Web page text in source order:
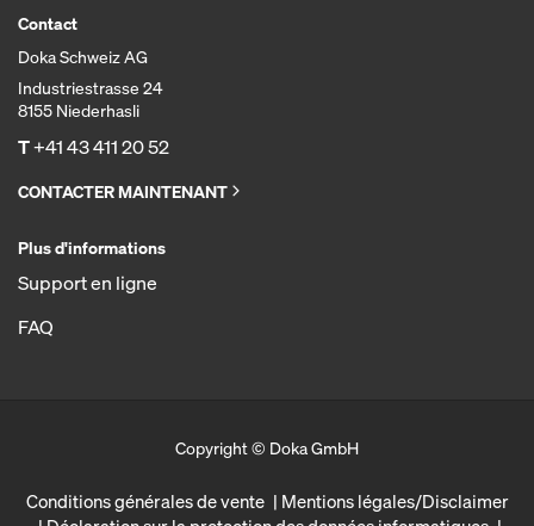
Contact
Doka Schweiz AG
Industriestrasse 24
8155 Niederhasli
T+41 43 411 20 52
CONTACTER MAINTENANT
Plus d'informations
Support en ligne
FAQ
Copyright © Doka GmbH
Conditions générales de vente
Mentions légales/Disclaimer